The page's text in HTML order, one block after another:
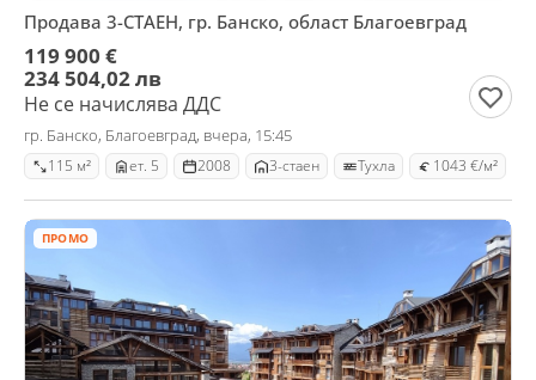
Продава 3-СТАЕН, гр. Банско, област Благоевград
119 900 €
234 504,02 лв
Не се начислява ДДС
гр. Банско, Благоевград, вчера, 15:45
115 м² ет. 5 2008 3-стаен Тухла 1043 €/м²
ПРОМО